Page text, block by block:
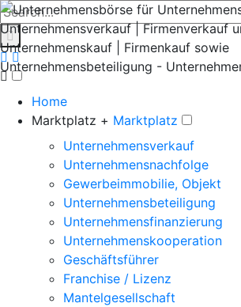
Home
Marktplatz + Marktplatz
Unternehmensverkauf
Unternehmensnachfolge
Gewerbeimmobilie, Objekt
Unternehmensbeteiligung
Unternehmensfinanzierung
Unternehmenskooperation
Geschäftsführer
Franchise / Lizenz
Mantelgesellschaft